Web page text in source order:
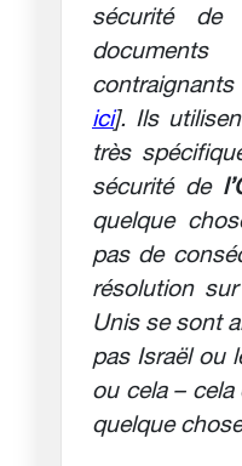
sécurité de
ici]. Ils
très
sécurité de
quelque
pas de
résolution
Unis se sont
pas Israël ou
ou cela – cela
quelque